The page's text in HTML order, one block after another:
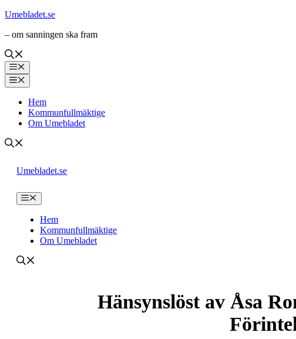
Hoppa
innehåll
Umebladet.se
– om sanningen ska fram
Meny
Meny
Hem
Kommunfullmäktige
Om Umebladet
Umebladet.se
Meny
Hem
Kommunfullmäktige
Om Umebladet
Hänsynslöst av Åsa